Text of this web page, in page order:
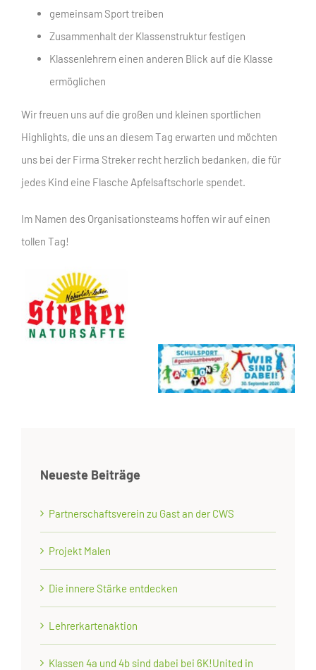
gemeinsam Sport treiben
Zusammenhalt der Klassenstruktur festigen
Klassenlehrern einen anderen Blick auf die Klasse
ermöglichen
Wir freuen uns auf die großen und kleinen sportlichen
Highlights, die uns an diesem Tag erwarten und möchten
uns bei der Firma Streker recht herzlich bedanken, die für
jedes Kind eine Flasche Apfelsaftschorle spendet.
Im Namen des Organisationsteams hoffen wir auf einen
tollen Tag!
Neueste Beiträge
Partnerschaftsverein zu Gast an der CWS
Projekt Malen
Die innere Stärke entdecken
Lehrerkartenaktion
Klassen 4a und 4b sind dabei bei 6K!United in